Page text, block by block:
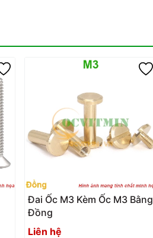
Đai Ốc M3 Kèm Ốc M3 Bằng
Đồng
Liên hệ